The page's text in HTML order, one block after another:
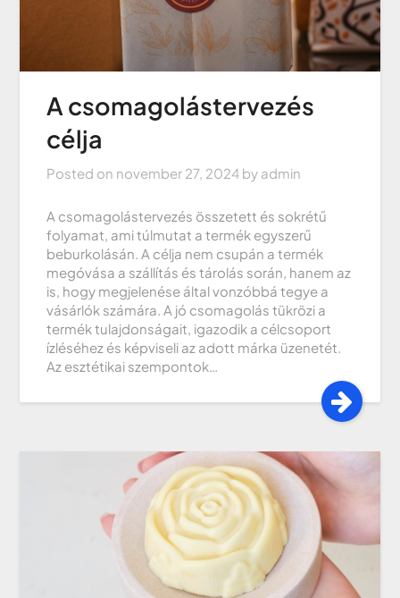
A csomagolástervezés
célja
Posted on november 27, 2024 by admin
A csomagolástervezés összetett és sokrétű
folyamat, ami túlmutat a termék egyszerű
beburkolásán. A célja nem csupán a termék
megóvása a szállítás és tárolás során, hanem az
is, hogy megjelenése által vonzóbbá tegye a
vásárlók számára. A jó csomagolás tükrözi a
termék tulajdonságait, igazodik a célcsoport
ízléséhez és képviseli az adott márka üzenetét.
Az esztétikai szempontok…